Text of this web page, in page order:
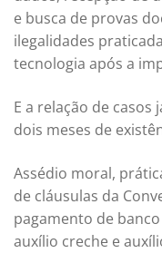
e busca de provas
ilegalidades
tecnologia após a
E a relação de
dois meses de
Assédio moral,
de cláusulas da
pagamento de
auxílio creche e